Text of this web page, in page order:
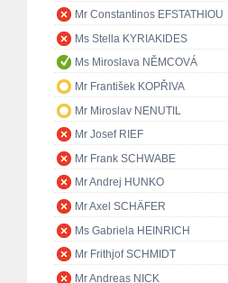
Mr Constantinos EFSTATHIOU
Ms Stella KYRIAKIDES
Ms Miroslava NĚMCOVÁ
Mr František KOPŘIVA
Mr Miroslav NENUTIL
Mr Josef RIEF
Mr Frank SCHWABE
Mr Andrej HUNKO
Mr Axel SCHÄFER
Ms Gabriela HEINRICH
Mr Frithjof SCHMIDT
Mr Andreas NICK